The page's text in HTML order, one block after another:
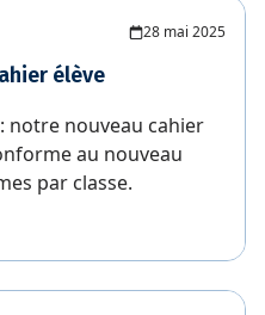
28 mai 2025
élève
notre nouveau cahier
au nouveau
par classe.